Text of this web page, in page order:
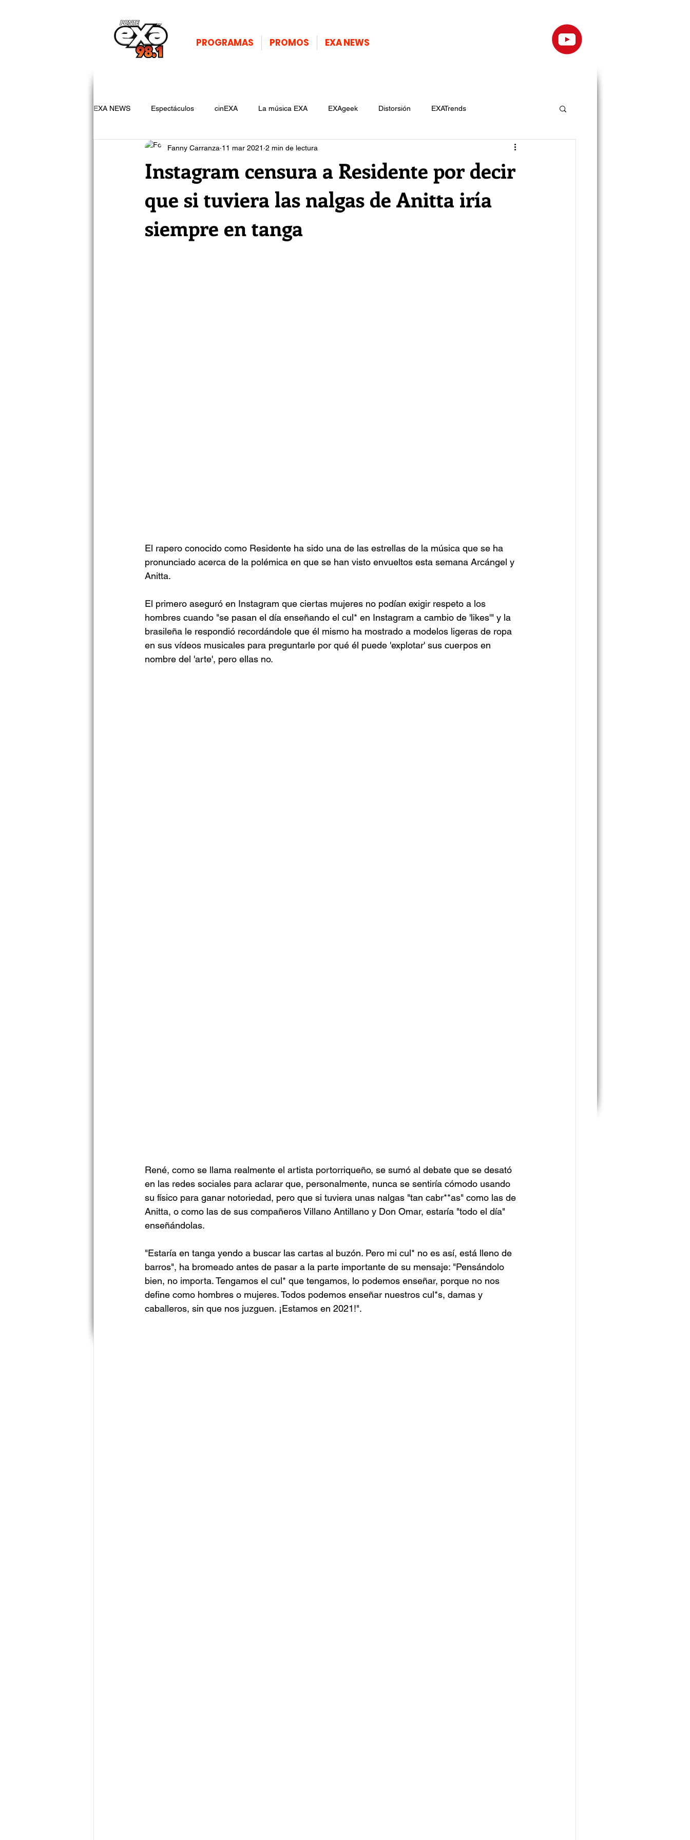
PROGRAMAS PROMOS EXA NEWS
EXA NEWS Espectáculos cinEXA La música EXA EXAgeek Distorsión EXATrends
Instagram censura a Residente por decir
que si tuviera las nalgas de Anitta iría
siempre en tanga
Fanny Carranza 11 mar 2021 2 min de lectura
El rapero conocido como Residente ha sido una de las estrellas de la música que se ha
pronunciado acerca de la polémica en que se han visto envueltos esta semana Arcángel y
Anitta.
El primero aseguró en Instagram que ciertas mujeres no podían exigir respeto a los
hombres cuando "se pasan el día enseñando el cul* en Instagram a cambio de 'likes'" y la
brasileña le respondió recordándole que él mismo ha mostrado a modelos ligeras de ropa
en sus vídeos musicales para preguntarle por qué él puede 'explotar' sus cuerpos en
nombre del 'arte', pero ellas no.
René, como se llama realmente el artista portorriqueño, se sumó al debate que se desató
en las redes sociales para aclarar que, personalmente, nunca se sentiría cómodo usando
su físico para ganar notoriedad, pero que si tuviera unas nalgas "tan cabr**as" como las de
Anitta, o como las de sus compañeros Villano Antillano y Don Omar, estaría "todo el día"
enseñándolas.
"Estaría en tanga yendo a buscar las cartas al buzón. Pero mi cul* no es así, está lleno de
barros", ha bromeado antes de pasar a la parte importante de su mensaje: "Pensándolo
bien, no importa. Tengamos el cul* que tengamos, lo podemos enseñar, porque no nos
define como hombres o mujeres. Todos podemos enseñar nuestros cul*s, damas y
caballeros, sin que nos juzguen. ¡Estamos en 2021!".